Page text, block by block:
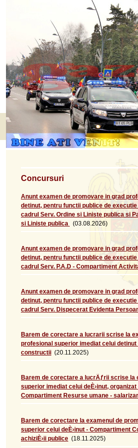
Concursuri
Anunt examen de promovare in grad
detinut, pentru functii publice de
cadrul Serv. Ordine si Liniste publica si
si Liniste publica
(03.08.2026)
Anunt examen de promovare in grad
detinut, pentru functii publice de
cadrul Serv. P.A.D - Compartiment
Anunt examen de promovare in grad
detinut, pentru functii publice de
cadrul Serv. Dispecerat Evidenta
Barem de corectare a lucrarii scrise la
profesional superior imediat celui
constructii (20.11.2025)
Barem de corectare a lucrÄƒrii scrise
superior imediat celui deÈ›inut, organizat
Compartiment Resurse umane -
Barem de corectare la examenul de
superior celui deÈ›inut - Compartiment
achiziÈ›ii publice (18.11.2025)